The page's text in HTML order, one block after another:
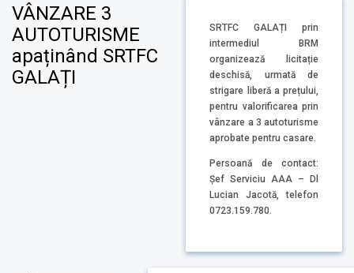
VÂNZARE 3
AUTOTURISME
apaținând SRTFC
GALAȚI
SRTFC GALAȚI prin
intermediul BRM
organizează licitație
deschisă, urmată de
strigare liberă a prețului,
pentru valorificarea prin
vânzare a 3 autoturisme
aprobate pentru casare.
Persoană de contact:
Șef Serviciu AAA – Dl
Lucian Jacotă, telefon
0723.159.780.